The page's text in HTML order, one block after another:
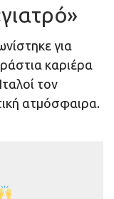
για
καριέρα
τον
ατμόσφαιρα.